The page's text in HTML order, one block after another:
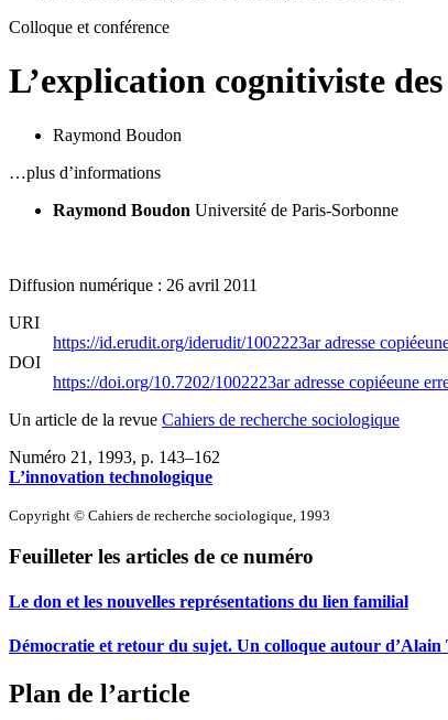
Colloque et conférence
L’explication cognitiviste
Raymond Boudon
…plus d’informations
Raymond Boudon Université de Paris-Sorbonne
Diffusion numérique : 26 avril 2011
URI
https://id.erudit.org/iderudit/1002223aradresse copiée
DOI
https://doi.org/10.7202/1002223aradresse copiéeune
Un article de la revue Cahiers de recherche sociologique
Numéro 21, 1993, p. 143–162
L’innovation technologique
Copyright © Cahiers de recherche sociologique, 1993
Feuilleter les articles de ce numéro
Le don et les nouvelles représentations du lien familial
Démocratie et retour du sujet. Un colloque autour d’Alain
Plan de l’article